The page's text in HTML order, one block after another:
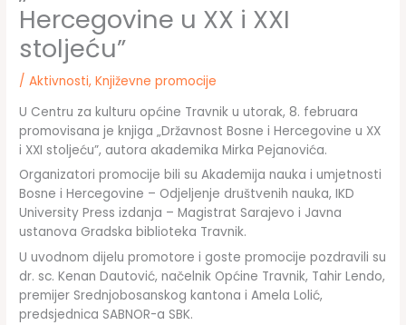
Hercegovine u XX i XXI
stoljeću”
/Aktivnosti,Književne promocije
U Centru za kulturu općine Travnik u utorak, 8. februara
promovisana je knjiga „Državnost Bosne i Hercegovine u XX
i XXI stoljeću”, autora akademika Mirka Pejanovića.
Organizatori promocije bili su Akademija nauka i umjetnosti
Bosne i Hercegovine – Odjeljenje društvenih nauka, IKD
University Press izdanja – Magistrat Sarajevo i Javna
ustanova Gradska biblioteka Travnik.
U uvodnom dijelu promotore i goste promocije pozdravili su
dr. sc. Kenan Dautović, načelnik Općine Travnik, Tahir Lendo,
premijer Srednjobosanskog kantona i Amela Lolić,
predsjednica SABNOR-a SBK.